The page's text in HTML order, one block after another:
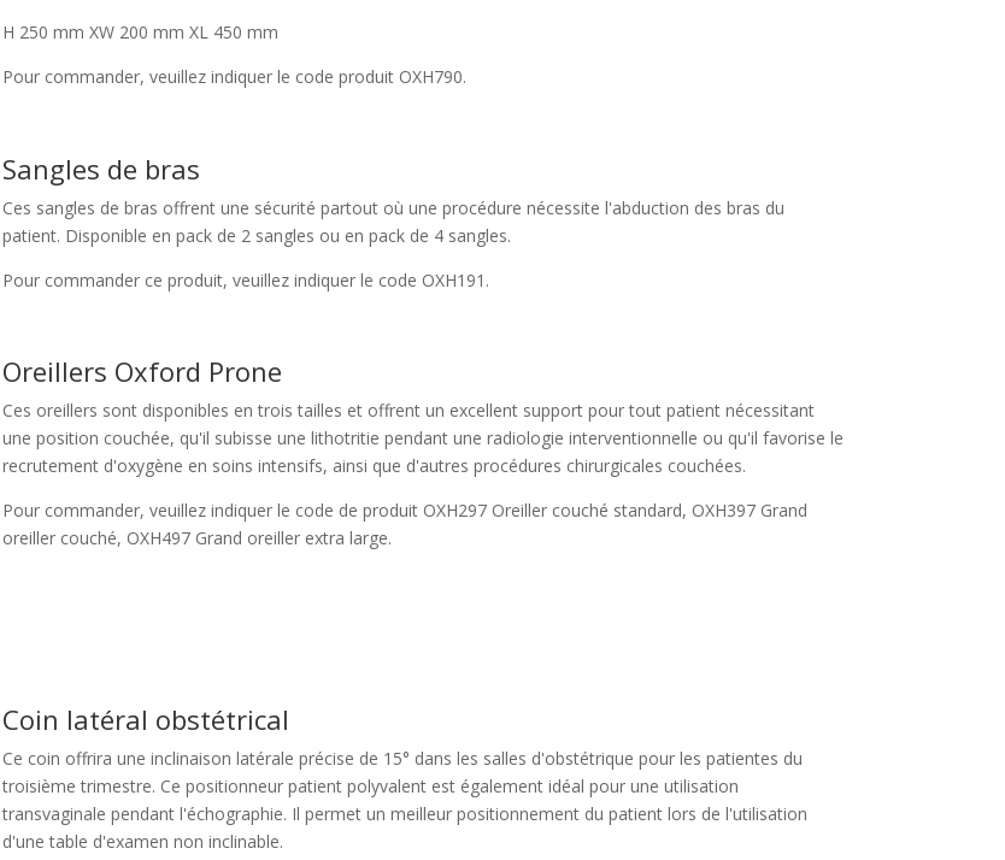
H 250 mm XW 200 mm XL 450 mm
Pour commander, veuillez indiquer le code produit OXH790.
Sangles de bras
Ces sangles de bras offrent une sécurité partout où une procédure nécessite l'abduction des bras du
patient. Disponible en pack de 2 sangles ou en pack de 4 sangles.
Pour commander ce produit, veuillez indiquer le code OXH191.
Oreillers Oxford Prone
Ces oreillers sont disponibles en trois tailles et offrent un excellent support pour tout patient nécessitant
une position couchée, qu'il subisse une lithotritie pendant une radiologie interventionnelle ou qu'il favorise le
recrutement d'oxygène en soins intensifs, ainsi que d'autres procédures chirurgicales couchées.
Pour commander, veuillez indiquer le code de produit OXH297 Oreiller couché standard, OXH397 Grand
oreiller couché, OXH497 Grand oreiller extra large.
Coin latéral obstétrical
Ce coin offrira une inclinaison latérale précise de 15° dans les salles d'obstétrique pour les patientes du
troisième trimestre. Ce positionneur patient polyvalent est également idéal pour une utilisation
transvaginale pendant l'échographie. Il permet un meilleur positionnement du patient lors de l'utilisation
d'une table d'examen non inclinable.